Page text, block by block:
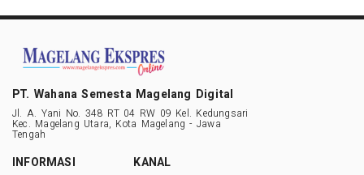
PT. Wahana Semesta Magelang Digital
Jl. A. Yani No. 348 RT 04 RW 09 Kel. Kedungsari
Kec. Magelang Utara, Kota Magelang - Jawa
Tengah
INFORMASI
KANAL